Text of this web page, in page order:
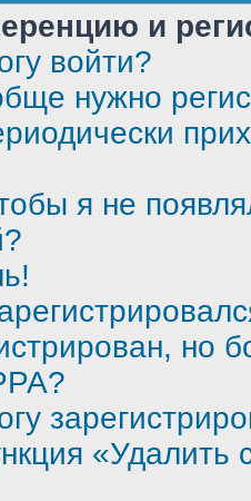
и
войти?
нужно
я не
но
«Удалить